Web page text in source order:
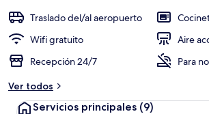
Traslado del/al aeropuerto
Wifi gratuito
Aire
Recepción 24/7
Para
Ver todos
Servicios principales (9)